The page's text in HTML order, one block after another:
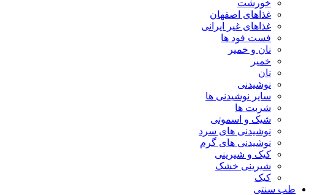
خورشت
غذاهای اصفهان
غذاهای غیر ایرانی
فست فود ها
نان و خمیر
خمیر
نان
نوشیدنی
سایر نوشیدنی ها
شربت ها
شیک و اسموتی
نوشیدنی های سرد
نوشیدنی های گرم
کیک و شیرینی
شیرینی خشک
کیک
طب سنتی